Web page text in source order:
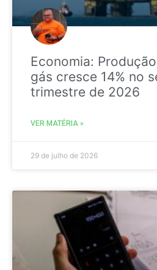
Economia:
gás cresce 14% no
trimestre de 2026
VER MATÉRIA »
29 de julho de 2026